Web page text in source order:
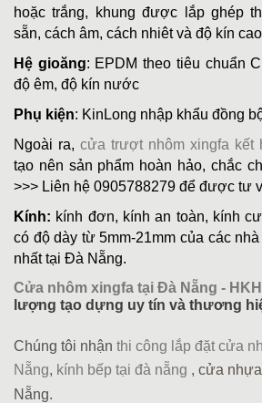
hoặc trắng, khung được lắp ghép
sẵn, cách âm, cách nhiêt và độ kín
Hệ gioăng: EPDM theo tiêu chuẩn
độ êm, độ kín nước
Phụ kiện: KinLong nhập khẩu đồng
Ngoài ra, cửa trượt nhôm xingfa kết
tạo nên sản phẩm hoàn hảo, chắc
>>> Liên hệ 0905788279 để được tư
Kính: kính đơn, kính an toàn, kính
có độ dày từ 5mm-21mm của các
nhất tại Đà Nẵng.
Cửa nhôm xingfa tại Đà Nẵng - HKH
lượng tạo dựng uy tín và thương
Chúng tôi nhận thi công lắp đặt cửa
Nẵng, kính bếp tại đà nẵng , cửa
Nẵng.